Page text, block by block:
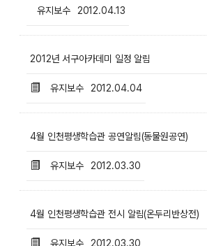
유지보수 2012.04.13
2012년 서구아카데미 일정 알림
유지보수 2012.04.04
4월 인천평생학습관 공연알림(동물원공연)
유지보수 2012.03.30
4월 인천평생학습관 전시 알림(온두리반상전)
유지보수 2012.03.30